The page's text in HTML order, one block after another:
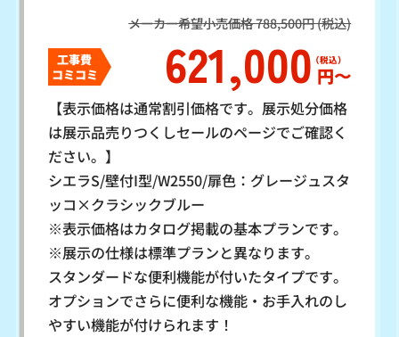
メーカー希望小売価格 788,500円 (税込)
工事費
コミコミ
621,000 円〜
【表示価格は通常割引価格です。展示処分価格
は展示品売りつくしセールのページでご確認く
ださい。】
シエラS/壁付I型/W2550/扉色：グレージュスタ
ッコ×クラシックブルー
※表示価格はカタログ掲載の基本プランです。
※展示の仕様は標準プランと異なります。
スタンダードな便利機能が付いたタイプです。
オプションでさらに便利な機能・お手入れのし
やすい機能が付けられます！